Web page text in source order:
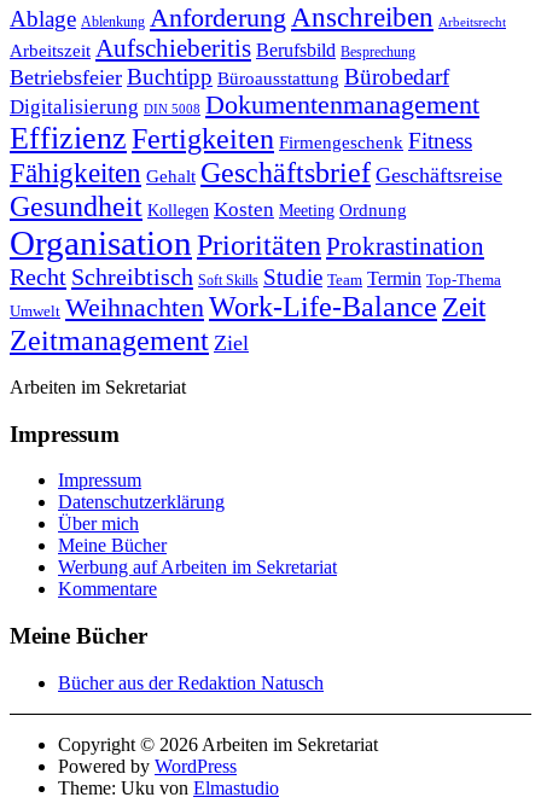
Ablage Ablenkung Anforderung Anschreiben Arbeitsrecht
Arbeitszeit Aufschieberitis Berufsbild Besprechung
Betriebsfeier Buchtipp Büroausstattung Bürobedarf
Digitalisierung DIN 5008 Dokumentenmanagement
EffizienzFertigkeiten Firmengeschenk Fitness
Fähigkeiten Gehalt Geschäftsbrief Geschäftsreise
Gesundheit Kollegen Kosten Meeting Ordnung
Organisation Prioritäten Prokrastination
Recht Schreibtisch Soft Skills Studie Team Termin Top-Thema
Umwelt Weihnachten Work-Life-Balance Zeit
Zeitmanagement Ziel
Arbeiten im Sekretariat
Impressum
Impressum
Datenschutzerklärung
Über mich
Meine Bücher
Werbung auf Arbeiten im Sekretariat
Kommentare
Meine Bücher
Bücher aus der Redaktion Natusch
Copyright © 2026 Arbeiten im Sekretariat
Powered by WordPress
Theme: Uku von Elmastudio